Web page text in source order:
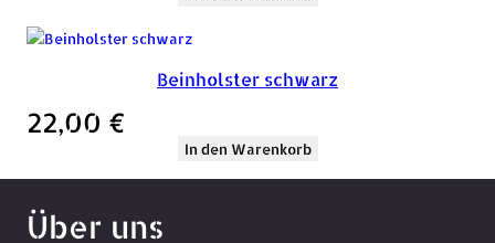
Beinholster schwarz
22,00 €
In den Warenkorb
Über uns